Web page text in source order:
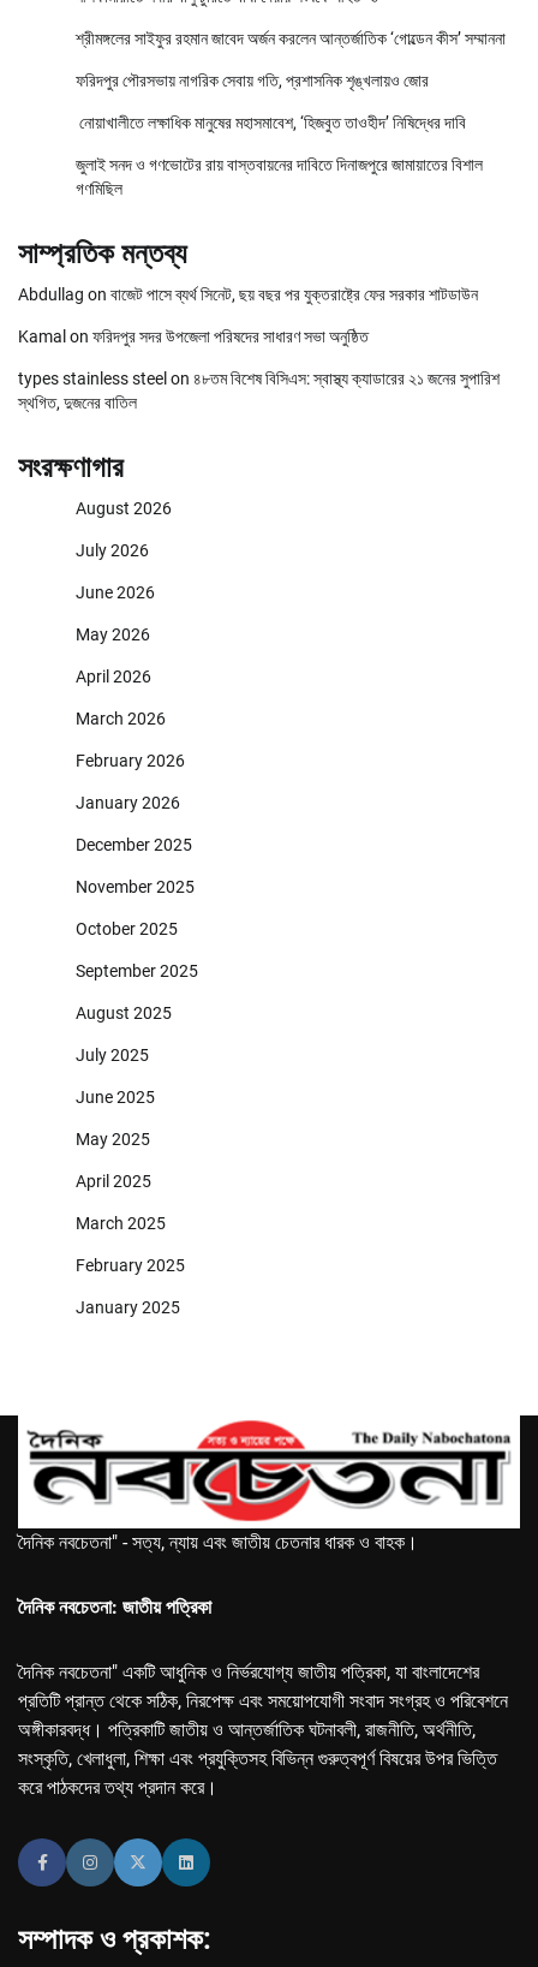
শ্রীমঙ্গলের সাইফুর রহমান জাবেদ অর্জন করলেন আন্তর্জাতিক ‘গোল্ডেন কীস’ সম্মাননা
ফরিদপুর পৌরসভায় নাগরিক সেবায় গতি, প্রশাসনিক শৃঙ্খলায়ও জোর
নোয়াখালীতে লক্ষাধিক মানুষের মহাসমাবেশ, ‘হিজবুত তাওহীদ’ নিষিদ্ধের দাবি
জুলাই সনদ ও গণভোটের রায় বাস্তবায়নের দাবিতে দিনাজপুরে জামায়াতের বিশাল
গণমিছিল
সাম্প্রতিক মন্তব্য
Abdullag on বাজেট পাসে ব্যর্থ সিনেট, ছয় বছর পর যুক্তরাষ্ট্রে ফের সরকার শাটডাউন
Kamal on ফরিদপুর সদর উপজেলা পরিষদের সাধারণ সভা অনুষ্ঠিত
types stainless steel on ৪৮তম বিশেষ বিসিএস: স্বাস্থ্য ক্যাডারের ২১ জনের সুপারিশ
স্থগিত, দুজনের বাতিল
সংরক্ষণাগার
August 2026
July 2026
June 2026
May 2026
April 2026
March 2026
February 2026
January 2026
December 2025
November 2025
October 2025
September 2025
August 2025
July 2025
June 2025
May 2025
April 2025
March 2025
February 2025
January 2025
দৈনিক নবচেতনা" - সত্য, ন্যায় এবং জাতীয় চেতনার ধারক ও বাহক।
দৈনিক নবচেতনা: জাতীয় পত্রিকা
দৈনিক নবচেতনা" একটি আধুনিক ও নির্ভরযোগ্য জাতীয় পত্রিকা, যা বাংলাদেশের
প্রতিটি প্রান্ত থেকে সঠিক, নিরপেক্ষ এবং সময়োপযোগী সংবাদ সংগ্রহ ও পরিবেশনে
অঙ্গীকারবদ্ধ। পত্রিকাটি জাতীয় ও আন্তর্জাতিক ঘটনাবলী, রাজনীতি, অর্থনীতি,
সংস্কৃতি, খেলাধুলা, শিক্ষা এবং প্রযুক্তিসহ বিভিন্ন গুরুত্বপূর্ণ বিষয়ের উপর ভিত্তি
করে পাঠকদের তথ্য প্রদান করে।
সম্পাদক ও প্রকাশক: